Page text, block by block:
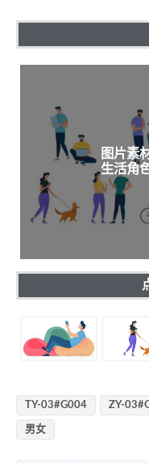
图片素
生活角
TY-03#G004 ZY-
男女